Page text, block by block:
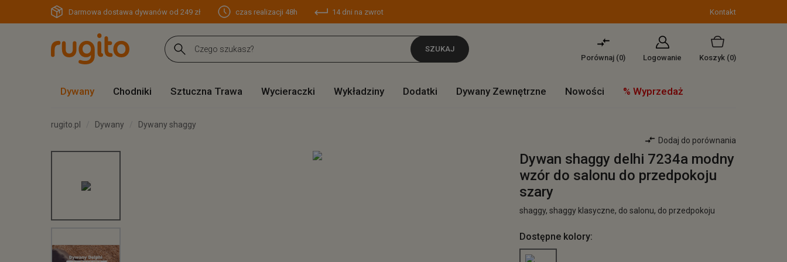
Darmowa dostawa dywanów od 249 zł czas realizacji 48h 14 dni na zwrot Kontakt
SZUKAJ
Porównaj (0) Logowanie Koszyk (0)
Dywany Chodniki Sztuczna Trawa Wycieraczki Wykładziny Dodatki Dywany Zewnętrzne Nowości % Wyprzedaż
rugito.pl Dywany
Dywany shaggy
Dodaj do porównania
Dywan shaggy delhi 7234a modny
wzór do salonu do przedpokoju
szary
shaggy, shaggy klasyczne, do salonu, do przedpokoju
Dostępne kolory: